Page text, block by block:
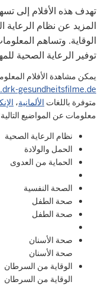
تهدف هذه الأفلام إلى
المزيد عن نظام الرعاية
الوقاية. وتساهم
توفير الرعاية الصحية
يمكن مشاهدة الأفلام
gesundheitsfilme.de
متوفرة باللغات الألمانية،
معلومات عن المواضيع
نظام الرعاية الصحية
الحمل والولادة
الحماية من العدوى
الصحة النفسية
صحة الطفل
صحة الطفل
صحة الأسنان
صحة الأسنان
الوقاية من السرطان
الوقاية من السرطان